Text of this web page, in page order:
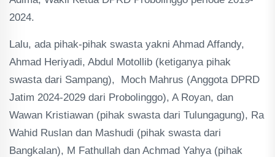
2024.
Lalu, ada pihak-pihak swasta yakni Ahmad Affandy,
Ahmad Heriyadi, Abdul Motollib (ketiganya pihak
swasta dari Sampang), Moch Mahrus (Anggota DPRD
Jatim 2024-2029 dari Probolinggo), A Royan, dan
Wawan Kristiawan (pihak swasta dari Tulungagung), Ra
Wahid Ruslan dan Mashudi (pihak swasta dari
Bangkalan), M Fathullah dan Achmad Yahya (pihak